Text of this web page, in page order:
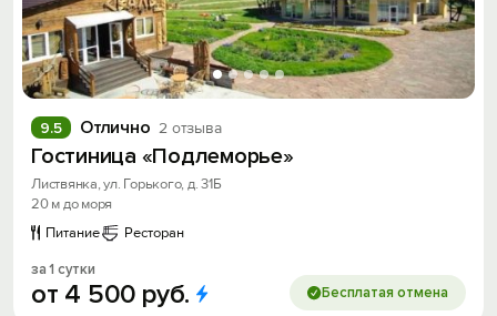
Отлично 2 отзыва
9.5
Гостиница «Подлеморье»
Листвянка, ул. Горького, д. 31Б
20 м до моря
Питание
Ресторан
за 1 сутки
от 4 500 руб. Бесплатая отмена